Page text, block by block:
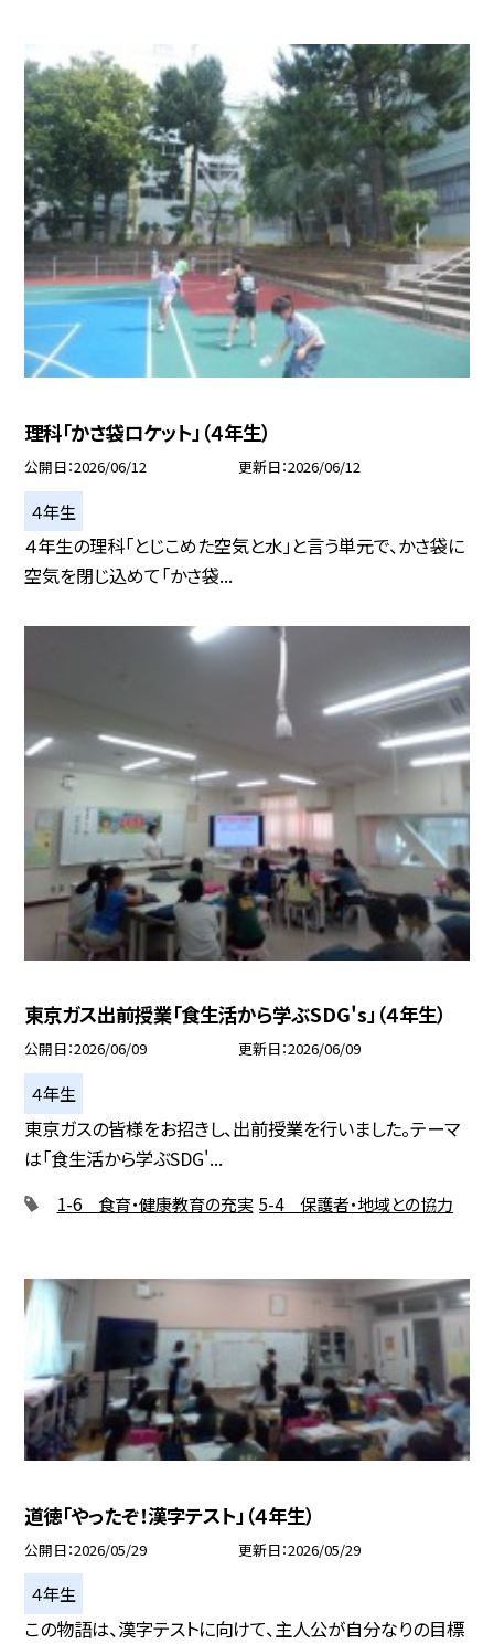
理科「かさ袋ロケット」（４年生）
公開日 2026/06/12 更新日 2026/06/12
４年生
４年生の理科「とじこめた空気と水」と言う単元で、かさ袋に
空気を閉じ込めて「かさ袋...
東京ガス出前授業「食生活から学ぶSDG's」（４年生）
公開日 2026/06/09 更新日 2026/06/09
４年生
東京ガスの皆様をお招きし、出前授業を行いました。テーマ
は「食生活から学ぶSDG'...
1-6 食育・健康教育の充実 5-4 保護者・地域との協力
道徳「やったぞ！漢字テスト」（４年生）
公開日 2026/05/29 更新日 2026/05/29
４年生
この物語は、漢字テストに向けて、主人公が自分なりの目標